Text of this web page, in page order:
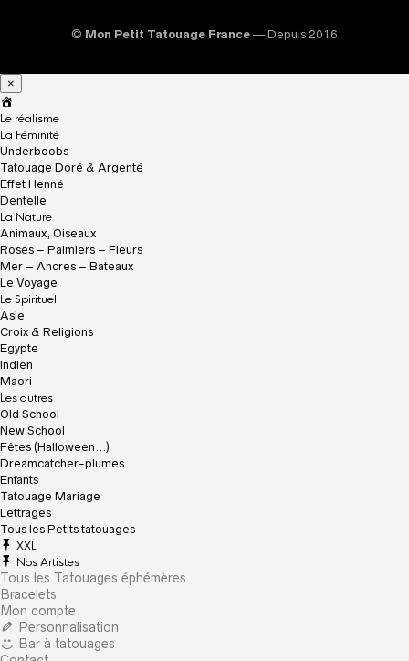
© Mon Petit Tatouage France — Depuis 2016
×
c
c
u
e
i
l
Le réalisme
La Féminité
Underboobs
Tatouage Doré & Argenté
Effet Henné
Dentelle
La Nature
Animaux, Oiseaux
Roses – Palmiers – Fleurs
Mer – Ancres – Bateaux
Le Voyage
Le Spirituel
Asie
Croix & Religions
Egypte
Indien
Maori
Les autres
Old School
New School
Fêtes (Halloween…)
Dreamcatcher-plumes
Enfants
Tatouage Mariage
Lettrages
Tous les Petits tatouages
XXL
Nos Artistes
Tous les Tatouages éphémères
Bracelets
Mon compte
Personnalisation
Bar à tatouages